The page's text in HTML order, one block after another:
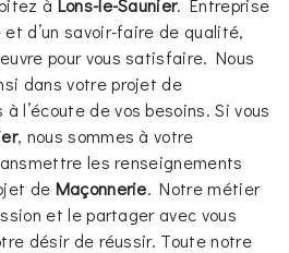
à Lons-le-Saunier. Entreprise
et d’un savoir-faire de qualité,
pour vous satisfaire. Nous
dans votre projet de
l’écoute de vos besoins. Si vous
, nous sommes à votre
les renseignements
de Maçonnerie. Notre métier
et le partager avec vous
désir de réussir. Toute notre